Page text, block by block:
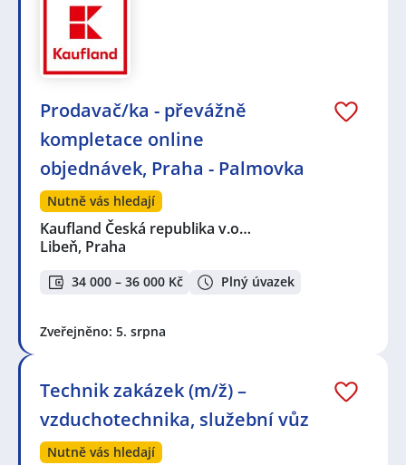
Prodavač/ka - převážně
kompletace online
objednávek, Praha - Palmovka
Nutně vás hledají
Kaufland Česká republika v.o…
Libeň, Praha
34 000 – 36 000 Kč Plný úvazek
Zveřejněno: 5. srpna
Technik zakázek (m/ž) –
vzduchotechnika, služební vůz
Nutně vás hledají